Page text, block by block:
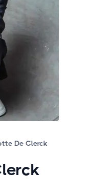
De Clerck